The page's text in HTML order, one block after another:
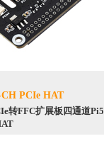
PCIe HAT
转FFC扩展板四通道Pi5